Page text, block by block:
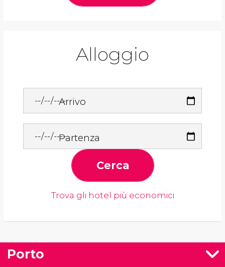
Alloggio
Arrivo
Partenza
Cerca
Trova gli hotel più economici
Porto